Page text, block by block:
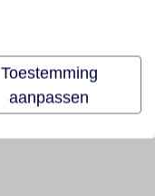
Toestemming
aanpassen